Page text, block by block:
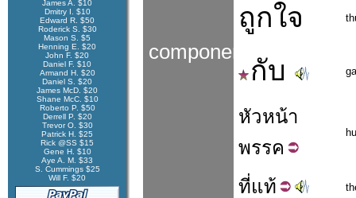
James A. $10
Dmitry I. $10
Edward R. $50
Roderick S. $30
Mason S. $5
Henning E. $20
John F. $20
Daniel F. $10
Armand H. $20
Daniel S. $20
James McD. $20
Shane McC. $10
Roberto P. $50
Derrell P. $20
Trevor O. $30
Patrick H. $25
Rick @SS $15
Gene H. $10
Aye A. M. $33
S. Cummings $25
Will F. $20
components
ถูกใจ
กับ
หัวหน้า
พรรค
ที่แท้